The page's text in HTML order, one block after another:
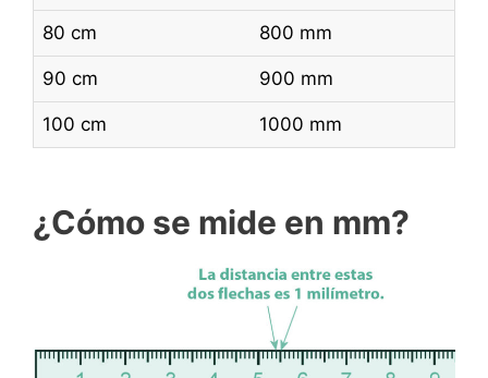
80 cm 800 mm
90 cm 900 mm
100 cm 1000 mm
¿Cómo se mide en mm?